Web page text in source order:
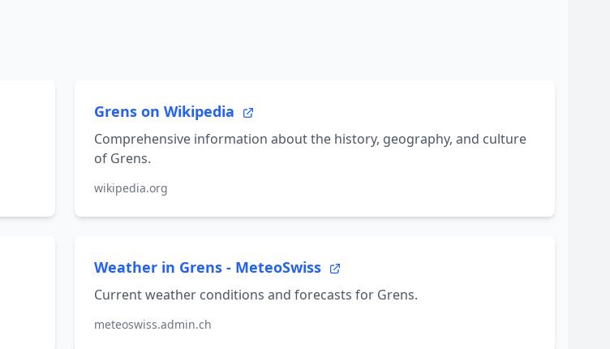
Grens on Wikipedia
Comprehensive information about the history, geography, and culture
of Grens.
wikipedia.org
Weather in Grens - MeteoSwiss
Current weather conditions and forecasts for Grens.
meteoswiss.admin.ch